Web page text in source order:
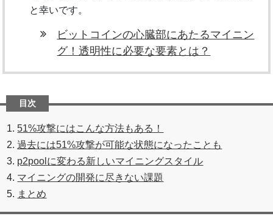
と幸いです。
ビットコインの心臓部にあたるマイニン
グ！透明性に必要な要素とは？
51%攻撃にはこんな方法もある！
過去には51%攻撃が可能な状態になったことも
p2poolに変わる新しいマイニングスタイル
マイニングの開発に尽きない課題
まとめ